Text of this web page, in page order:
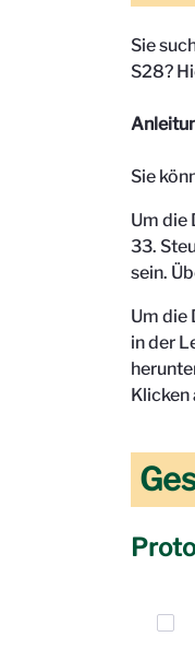
Sie
S28?
Sie
Um die
33.
sein.
Um die
in der
Klicken